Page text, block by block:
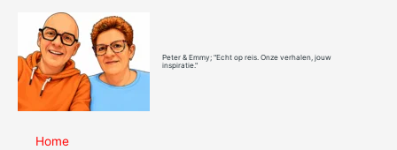
inhoud
Peter & Emmy; "Echt op reis. Onze verhalen, jouw
inspiratie."
Home